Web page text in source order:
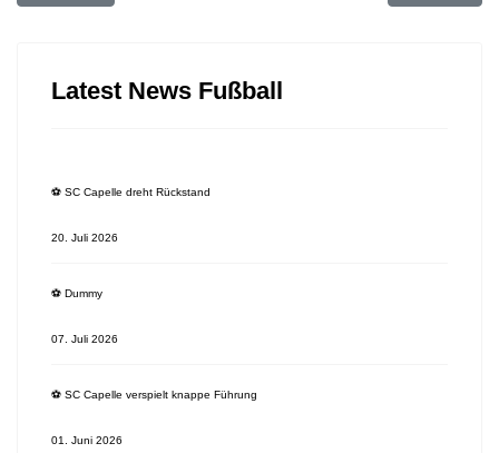
Latest News Fußball
⚽️ SC Capelle dreht Rückstand
20. Juli 2026
⚽️ Dummy
07. Juli 2026
⚽️ SC Capelle verspielt knappe Führung
01. Juni 2026